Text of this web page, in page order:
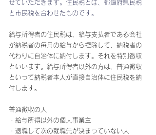
せていただきます。住民税とは、都道府県民税
と市民税を合わせたものです。
給与所得者の住民税は、給与支払者である会社
が納税者の毎月の給与から控除して、納税者の
代わりに自治体に納付します。それを特別徴収
といいます。給与所得者以外の方は、普通徴収
といって納税者本人が直接自治体に住民税を納
付します。
普通徴収の人
・給与所得以外の個人事業主
・退職して次の就職先が決まっていない人